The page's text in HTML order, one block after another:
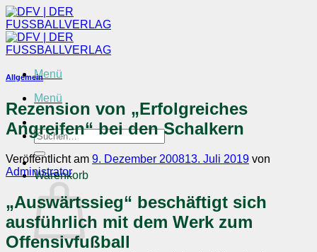
Zum
Inhalt
springen
Menü
Menü
Suchen
nach:
Warenkorb
Allgemein
Rezension von „Erfolgreiches
Angreifen“ bei den Schalkern
Veröffentlicht am 9. Dezember 200813. Juli 2019 von
Administrator
„Auswärtssieg“ beschäftigt sich
ausführlich mit dem Werk zum
Offensivfußball